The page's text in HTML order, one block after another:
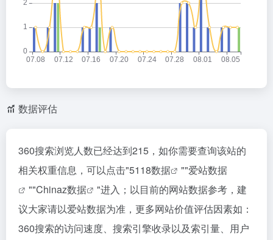
数据评估
360搜索浏览人数已经达到215，如你需要查询该站的
相关权重信息，可以点击"5118数据 ""爱站数据
""Chinaz数据
"进入；以目前的网站数据参考，建
议大家请以爱站数据为准，更多网站价值评估因素如：
360搜索的访问速度、搜索引擎收录以及索引量、用户